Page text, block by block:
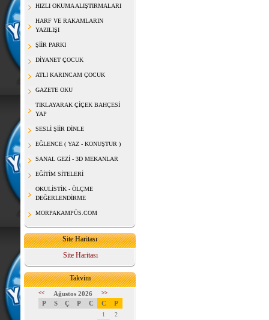
HIZLI OKUMA ALIŞTIRMALARI
HARF VE RAKAMLARIN
YAZILIŞI
ŞİİR PARKI
DİYANET ÇOCUK
ATLI KARINCAM ÇOCUK
GAZETE OKU
TIKLAYARAK ÇİÇEK BAHÇESİ
YAP
SESLİ ŞİİR DİNLE
EĞLENCE ( YAZ - KONUŞTUR )
SANAL GEZİ - 3D MEKANLAR
EĞİTİM SİTELERİ
OKULİSTİK - ÖLÇME
DEĞERLENDİRME
MORPAKAMPÜS.COM
Site Haritası
Site Haritası
Takvim
<< Ağustos 2026 >>
P S Ç P C C P
1
2